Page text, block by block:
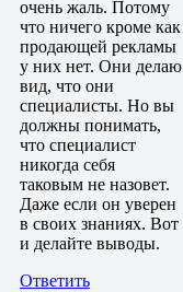
очень жаль. Потому
что ничего кроме как
продающей рекламы
у них нет. Они делаю
вид, что они
специалисты. Но вы
должны понимать,
что специалист
никогда себя
таковым не назовет.
Даже если он уверен
в своих знаниях. Вот
и делайте выводы.
Ответить